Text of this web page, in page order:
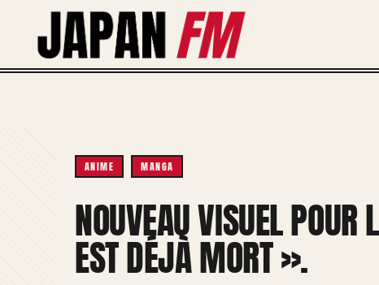
contenu
ANIME MANGA
NOUVEAU VISUEL
EST DÉJÀ MORT ».